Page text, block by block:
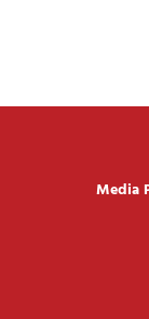
Media